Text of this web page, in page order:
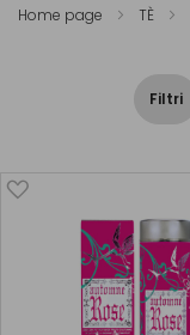
Home page TÈ
Filtri